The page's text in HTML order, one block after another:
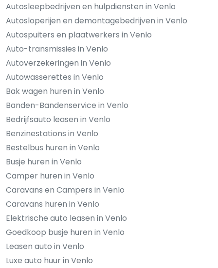
Autosleepbedrijven en hulpdiensten in Venlo
Autosloperijen en demontagebedrijven in Venlo
Autospuiters en plaatwerkers in Venlo
Auto-transmissies in Venlo
Autoverzekeringen in Venlo
Autowasserettes in Venlo
Bak wagen huren in Venlo
Banden-Bandenservice in Venlo
Bedrijfsauto leasen in Venlo
Benzinestations in Venlo
Bestelbus huren in Venlo
Busje huren in Venlo
Camper huren in Venlo
Caravans en Campers in Venlo
Caravans huren in Venlo
Elektrische auto leasen in Venlo
Goedkoop busje huren in Venlo
Leasen auto in Venlo
Luxe auto huur in Venlo